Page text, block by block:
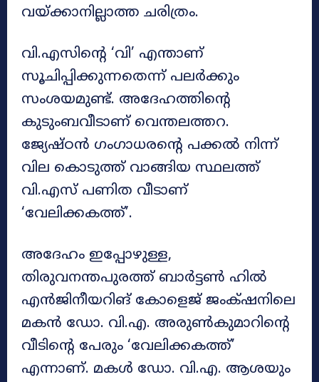
വയ്ക്കാനില്ലാത്ത ചരിത്രം.
വി.എസിന്‍റെ ‘വി’ എന്താണ്
സൂചിപ്പിക്കുന്നതെന്ന് പലർക്കും
സംശയമുണ്ട്. അദേഹത്തിന്‍റെ
കുടുംബവീടാണ് വെന്തലത്തറ.
ജ്യേഷ്ഠൻ ഗംഗാധരന്‍റെ പക്കൽ നിന്ന്
വില കൊടുത്ത് വാങ്ങിയ സ്ഥലത്ത്
വി.എസ് പണിത വീടാണ്
‘വേലിക്കകത്ത്’.
അദേഹം ഇപ്പോഴുള്ള,
തിരുവനന്തപുരത്ത് ബാർട്ടൺ ഹിൽ
എൻജിനീയറിങ് കോളെജ് ജംക്‌ഷനിലെ
മകന്‍ ഡോ. വി.എ. അരുൺകുമാറിന്‍റെ
വീടിന്‍റെ പേരും ‘വേലിക്കകത്ത്’
എന്നാണ്. മകൾ ഡോ. വി.എ. ആശയും